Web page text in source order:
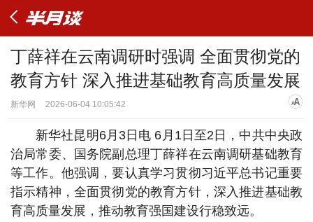
丁薛祥在云南调研时强调 全面贯彻党的
教育方针 深入推进基础教育高质量发展
新华网 2026-06-04 10:05:42
新华社昆明6月3日电 6月1日至2日，中共中央政
治局常委、国务院副总理丁薛祥在云南调研基础教育
等工作。他强调，要认真学习贯彻习近平总书记重要
指示精神，全面贯彻党的教育方针，深入推进基础教
育高质量发展，推动教育强国建设行稳致远。